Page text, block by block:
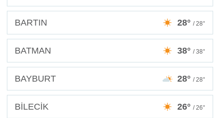
BARTIN 28° / 28°
BATMAN 38° / 38°
BAYBURT 28° / 28°
BİLECİK 26° / 26°